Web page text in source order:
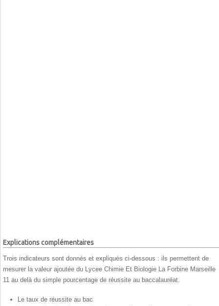
Explications complémentaires
Trois indicateurs sont donnés et expliqués ci-dessous : ils permettent de
mesurer la valeur ajoutée du Lycee Chimie Et Biologie La Forbine Marseille
11 au delà du simple pourcentage de réussite au baccalauréat.
Le taux de réussite au bac